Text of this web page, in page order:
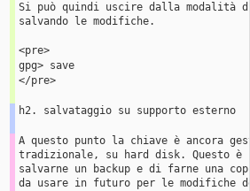
Si può quindi uscire dalla modalità
salvando le modifiche.
<pre>
gpg> save
</pre>
h2. salvataggio su supporto esterno
A questo punto la chiave è ancora
tradizionale, su hard disk. Questo è
salvarne un backup e di farne una
da usare in futuro per le modifiche